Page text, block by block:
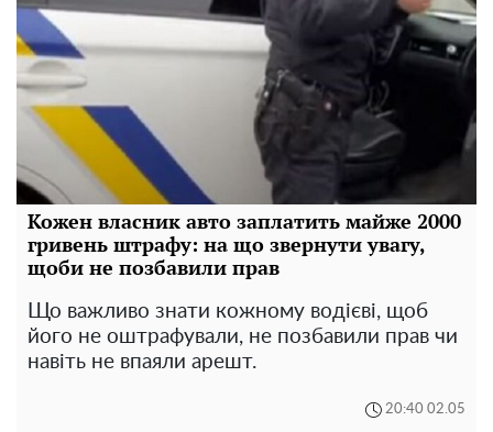
Кожен власник авто заплатить майже 2000
гривень штрафу: на що звернути увагу,
щоби не позбавили прав
Що важливо знати кожному водієві, щоб
його не оштрафували, не позбавили прав чи
навіть не впаяли арешт.
20:40 02.05